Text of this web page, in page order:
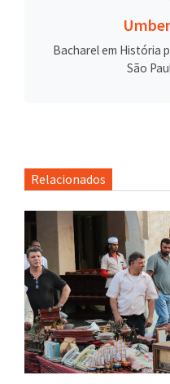
Bacharel em História
São
Relacionados